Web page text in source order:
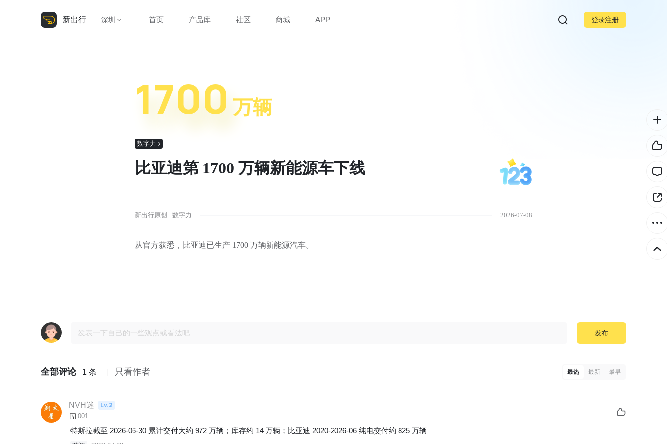
新出行 深圳 首页 产品库 社区 商城 APP 登录注册
1700万辆
数字力
比亚迪第 1700 万辆新能源车下线
新出行原创 · 数字力 2026-07-08
从官方获悉，比亚迪已生产 1700 万辆新能源汽车。
发布
全部评论 1 条 只看作者 最热 最新 最早
NVH迷 Lv.2
001
特斯拉截至 2026‑06‑30 累计交付大约 972 万辆；库存约 14 万辆；比亚迪 2020‑2026‑06 纯电交付约 825 万辆